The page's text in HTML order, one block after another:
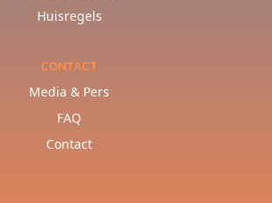
Huisregels
CONTACT
Media & Pers
FAQ
Contact